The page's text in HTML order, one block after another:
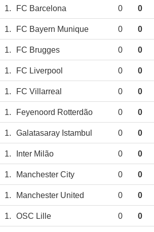
1. FC Barcelona 0 0
1. FC Bayern Munique 0 0
1. FC Brugges 0 0
1. FC Liverpool 0 0
1. FC Villarreal 0 0
1. Feyenoord Rotterdão 0 0
1. Galatasaray Istambul 0 0
1. Inter Milão 0 0
1. Manchester City 0 0
1. Manchester United 0 0
1. OSC Lille 0 0